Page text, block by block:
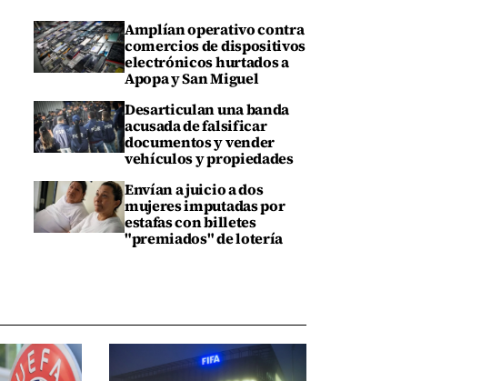
Amplían operativo contra
comercios de dispositivos
electrónicos hurtados a
Apopa y San Miguel
Desarticulan una banda
acusada de falsificar
documentos y vender
vehículos y propiedades
Envían a juicio a dos
mujeres imputadas por
estafas con billetes
"premiados" de lotería